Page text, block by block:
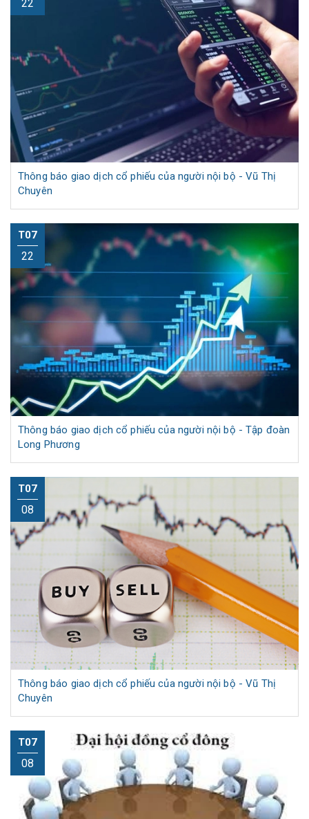
22
Thông báo giao dịch cổ phiếu của người nội bộ - Vũ Thị
Chuyên
T07
22
Thông báo giao dịch cổ phiếu của người nội bộ - Tập đoàn
Long Phương
T07
08
Thông báo giao dịch cổ phiếu của người nội bộ - Vũ Thị
Chuyên
T07
08